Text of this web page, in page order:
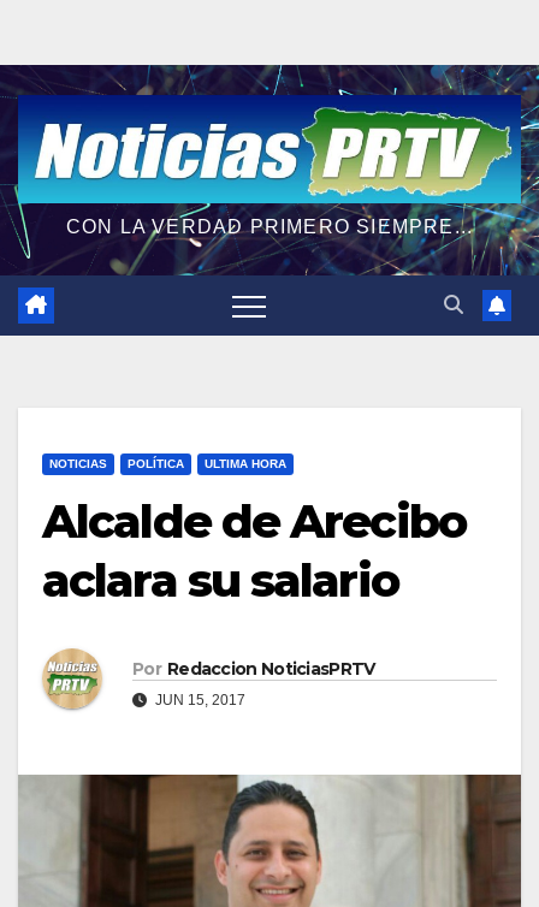
CON LA VERDAD PRIMERO SIEMPRE...
NOTICIAS POLÍTICA ULTIMA HORA
Alcalde de Arecibo
aclara su salario
Por Redaccion NoticiasPRTV
JUN 15, 2017